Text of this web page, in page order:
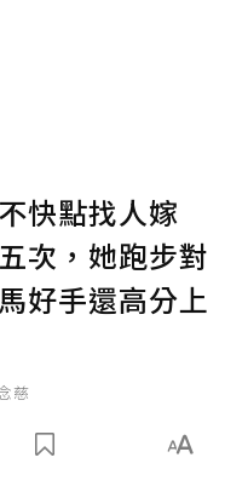
快點找人嫁
次，她跑步對
好手還高分上
慈